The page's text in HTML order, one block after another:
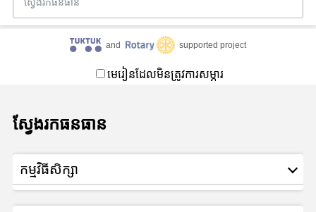
and supported project
មេរៀនដែលមិនត្រូវការសម្ភារ
ស្វែងរកធនធាន
កម្មវិធីសិក្សា